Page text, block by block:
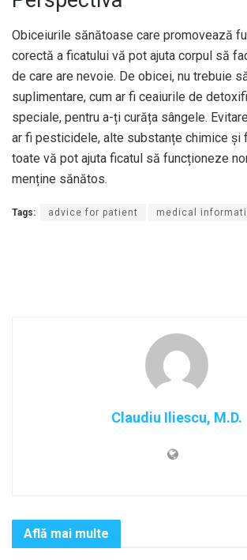
Obiceiurile sănătoase care promovează
corectă a ficatului vă pot ajuta corpul să
de care are nevoie. De obicei, nu trebuie
suplimentare, cum ar fi ceaiurile de
speciale, pentru a-ți curăța sângele.
ar fi pesticidele, alte substanțe chimice și
toate vă pot ajuta ficatul să funcționeze
menține sănătos.
Tags: advice for patient medical
Claudiu Iliescu, M.D.
Află mai multe